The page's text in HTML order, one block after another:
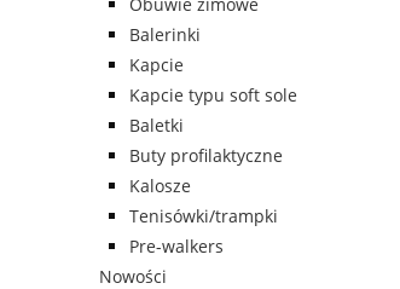
Balerinki
Kapcie
Kapcie typu soft sole
Baletki
Buty profilaktyczne
Kalosze
Tenisówki/trampki
Pre-walkers
Nowości